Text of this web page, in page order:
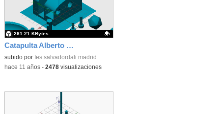
Catapulta Alberto IES Salvador Dalí
Contenido educativo.
subido por Ies salvadordali madrid
261.21 KBytes
-hace 11 años- 2478visualizaciones